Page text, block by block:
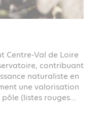
Centre-Val de Loire
contribuant
naturaliste en
une valorisation
(listes rouges...